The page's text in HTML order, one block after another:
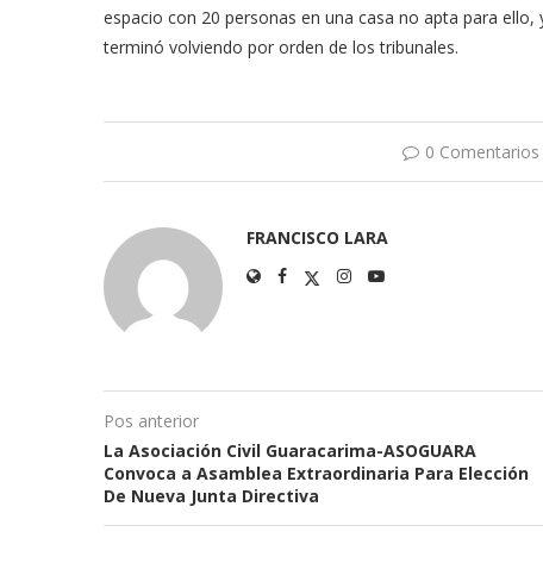
espacio con 20 personas en una casa no apta para
terminó volviendo por orden de los tribunales.
0 Comentarios
FRANCISCO LARA
Pos anterior
La Asociación Civil Guaracarima-ASOGUARA
Convoca a Asamblea Extraordinaria Para Elección
De Nueva Junta Directiva